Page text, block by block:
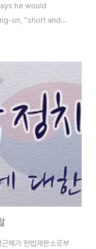
he would
un, “short and
him “short and
interpreted this
혜가 헌법재판소로부